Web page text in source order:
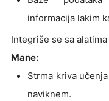
informacija lakim
Integriše se sa
Mane:
Strma kriva
naviknem.